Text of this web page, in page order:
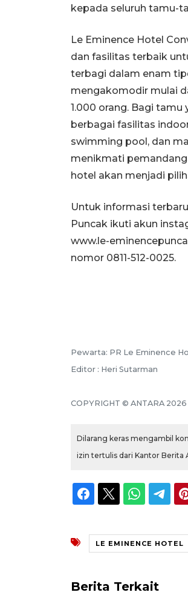
kepada seluruh tamu-
Le Eminence Hotel
dan fasilitas terbaik
terbagi dalam enam
mengakomodir mulai
1.000 orang. Bagi
berbagai fasilitas
swimming pool, dan
menikmati
hotel akan menjadi
Untuk informasi
Puncak ikuti akun
www.le-
nomor 0811-512-0025.
Pewarta: PR Le Eminence
Editor : Heri Sutarman
COPYRIGHT © ANTARA 2026
Dilarang keras mengambil
izin tertulis dari Kantor Berita
LE EMINENCE HOTEL
Berita Terkait